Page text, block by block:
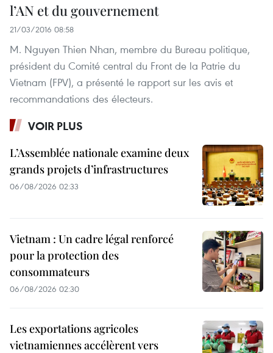
l’AN et du gouvernement
21/03/2016 08:58
M. Nguyen Thien Nhan, membre du Bureau politique,
président du Comité central du Front de la Patrie du
Vietnam (FPV), a présenté le rapport sur les avis et
recommandations des électeurs.
VOIR PLUS
L’Assemblée nationale examine deux
grands projets d’infrastructures
06/08/2026 02:33
Vietnam : Un cadre légal renforcé
pour la protection des
consommateurs
06/08/2026 02:30
Les exportations agricoles
vietnamiennes accélèrent vers